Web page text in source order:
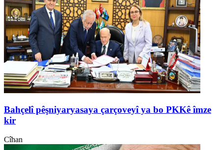
Bahçelî pêşniyaryasaya çarçoveyî ya bo PKKê îmze
kir
Cîhan